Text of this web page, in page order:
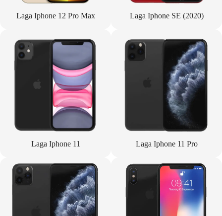
Laga Iphone 12 Pro Max Laga Iphone SE (2020)
Laga Iphone 11 Laga Iphone 11 Pro